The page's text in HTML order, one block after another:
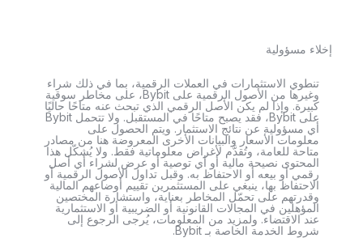
إخلاء مسؤولية
تنطوي الاستثمارات في العملات الرقمية، بما في ذلك شراء
وغيرها من الأصول الرقمية على Bybit، على مخاطر سوقية
كبيرة. وإذا لم يكن الأصل الرقمي الذي تبحث عنه متاحًا حاليًا
على Bybit، فقد يصبح متاحًا في المستقبل. ولا تتحمل Bybit
أي مسؤولية عن نتائج الاستثمار. ويتم الحصول على
معلومات الأسعار والبيانات الأخرى المعروضة هنا من مصادر
متاحة للعامة، وتُقدَّم لأغراض معلوماتية فقط. ولا يُشكّل هذا
المحتوى نصيحة مالية أو أي توصية أو عرض لشراء أي أصل
رقمي أو بيعه أو الاحتفاظ به. وقبل تداول الأصول الرقمية أو
الاحتفاظ بها، ينبغي على المستثمرين تقييم أوضاعهم المالية
وقدرتهم على تحمّل المخاطر بعناية، واستشارة المختصين
المؤهلين في المجالات القانونية أو الضريبية أو الاستثمارية
عند الاقتضاء. ولمزيد من المعلومات، يُرجى الرجوع إلى
شروط الخدمة الخاصة بـ Bybit.